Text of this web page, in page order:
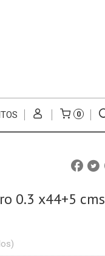
0
0.3 x44+5 cms